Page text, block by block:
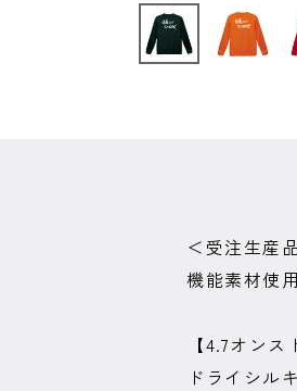
＜受注生産
機能素材使
【4.7オン
ドライシル